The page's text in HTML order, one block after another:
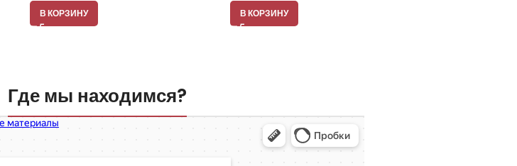
В КОРЗИНУ В КОРЗИНУ
Где мы находимся?